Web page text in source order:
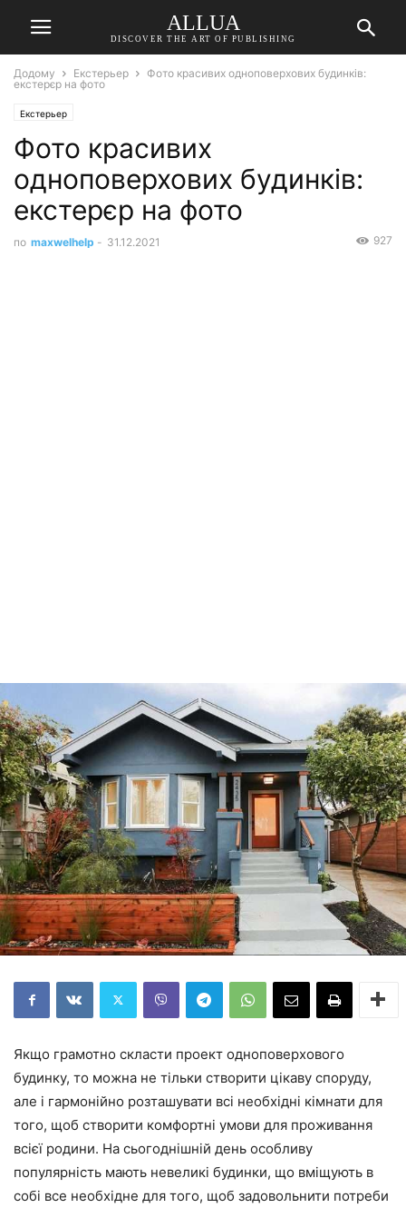
ALLUA
DISCOVER THE ART OF PUBLISHING
Додому Екстерьер
Фото красивих одноповерхових будинків:
екстерєр на фото
Екстерьер
Фото красивих
одноповерхових будинків:
екстерєр на фото
по maxwelhelp - 31.12.2021 927
Якщо грамотно скласти проект одноповерхового
будинку, то можна не тільки створити цікаву споруду,
але і гармонійно розташувати всі необхідні кімнати для
того, щоб створити комфортні умови для проживання
всієї родини. На сьогоднішній день особливу
популярність мають невеликі будинки, що вміщують в
собі все необхідне для того, щоб задовольнити потреби